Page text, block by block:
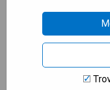
einen 24-
Das Lake Forest
TownePlace
Kostenlose